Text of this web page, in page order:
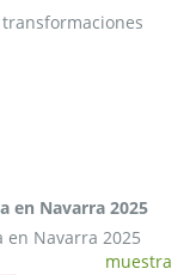
en Navarra 2025
en Navarra 2025
muestra